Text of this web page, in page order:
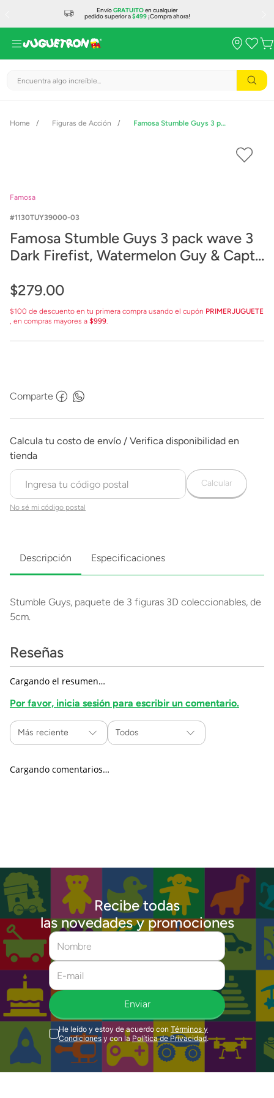
EnvíoGRATUITOen cualquier
pedido superior a$499¡Compra ahora!
Encuentra algo increíble...
Figuras de Acción Famosa Stumble Guys 3 pack wave 3 Dark Firefist, Watermelon Guy & Capt DiamondHeart
Famosa
1130TUY39000-03
Famosa Stumble Guys 3 pack wave 3
Dark Firefist, Watermelon Guy & Capt
$279.00
$100 de descuento en tu primera compra usando el cupón PRIMERJUGUETE
, en compras mayores a $999.
Comparte
No sé mi código postal
Calcular
Descripción Especificaciones
Stumble Guys, paquete de 3 figuras 3D coleccionables, de
5cm.
Reseñas
Cargando el resumen…
Por favor, inicia sesión para escribir un comentario.
Más reciente Todos
Cargando comentarios…
Recibe todas
las novedades y promociones
Enviar
He leído y estoy de acuerdo con Términos y
Condiciones y con la Política de Privacidad.